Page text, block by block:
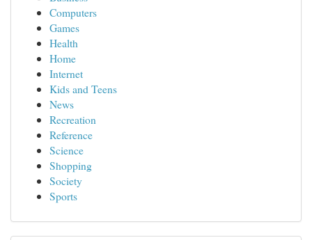
Computers
Games
Health
Home
Internet
Kids and Teens
News
Recreation
Reference
Science
Shopping
Society
Sports